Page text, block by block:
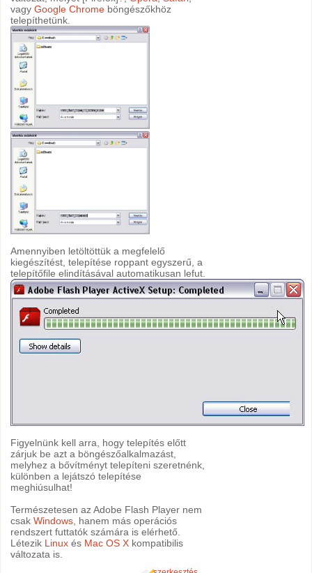
vagyGoogle Chrome böngészőkhöz
telepíthetünk.
Amennyiben letöltöttük a megfelelő
kiegészítést, telepítése roppant egyszerű, a
telepítőfile elindításával automatikusan lefut.
Figyelnünk kell arra, hogy telepítés előtt
zárjuk be azt a böngészőalkalmazást,
melyhez a bővítményt telepíteni szeretnénk,
különben a lejátszó telepítése
meghiúsulhat!
Természetesen az Adobe Flash Player nem
csakWindows , hanem más operációs
rendszert futtatók számára is elérhető.
Létezik Linux és Mac OS X kompatibilis
változata is.